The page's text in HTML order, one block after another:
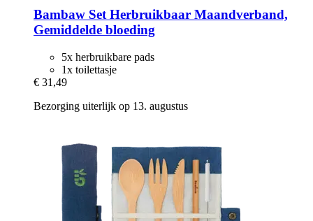
Bambaw Set Herbruikbaar Maandverband,
Gemiddelde bloeding
5x herbruikbare pads
1x toilettasje
€ 31,49
Bezorging uiterlijk op 13. augustus